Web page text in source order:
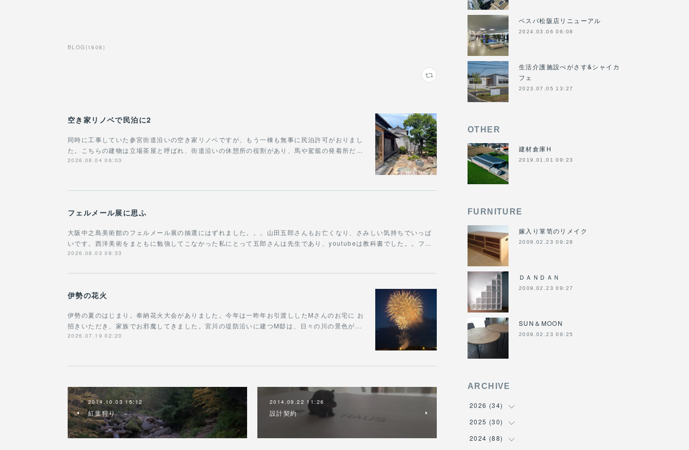
BLOG (1608 )
空き家リノベで民泊に2
同時に工事していた参宮街道沿いの空き家リノベですが、もう一棟も無事に民泊許可がおりまし
た。こちらの建物は立場茶屋と呼ばれ、街道沿いの休憩所の役割があり、馬や駕籠の発着所だ…
2026.08.04 06:03
フェルメール展に思ふ
大阪中之島美術館のフェルメール展の抽選にはずれました。。。山田五郎さんもお亡くなり、さみしい気持ちでいっぱ
いです。西洋美術をまともに勉強してこなかった私にとって五郎さんは先生であり、youtubeは教科書でした。。フ…
2026.08.03 08:33
伊勢の花火
伊勢の夏のはじまり。奉納花火大会がありました。今年は一昨年お引渡ししたMさんのお宅に お
招きいただき、家族でお邪魔してきました。宮川の堤防沿いに建つM邸は、日々の川の景色が…
2026.07.19 02:20
2014.10.03 15:12
紅葉狩り
2014.09.22 11:26
設計契約
ベスパ松阪店リニューアル
2024.03.06 06:08
生活介護施設ぺがさす&シャイカ
フェ
2023.07.05 13:27
OTHER
建材倉庫H
2019.01.01 09:23
FURNITURE
嫁入り箪笥のリメイク
2009.02.23 09:28
ＤＡＮＤＡＮ
2009.02.23 09:27
SUN＆MOON
2009.02.23 09:25
ARCHIVE
2026 (34)
(1)
(4)
2025 (30)
(6)
2024 (88)